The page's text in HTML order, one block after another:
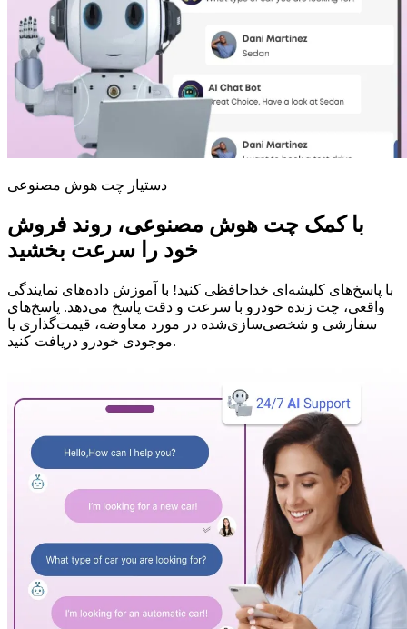
دستیار چت هوش مصنوعی
با کمک چت هوش مصنوعی، روند فروش
خود را سرعت بخشید
با پاسخ‌های کلیشه‌ای خداحافظی کنید! با آموزش داده‌های نمایندگی
واقعی، چت زنده خودرو با سرعت و دقت پاسخ می‌دهد. پاسخ‌های
سفارشی و شخصی‌سازی‌شده در مورد معاوضه، قیمت‌گذاری یا
موجودی خودرو دریافت کنید.